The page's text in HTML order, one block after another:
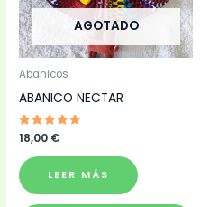
AGOTADO
Abanicos
ABANICO NECTAR
Valorado
con
5.00
de 5
18,00 €
LEER MÁS